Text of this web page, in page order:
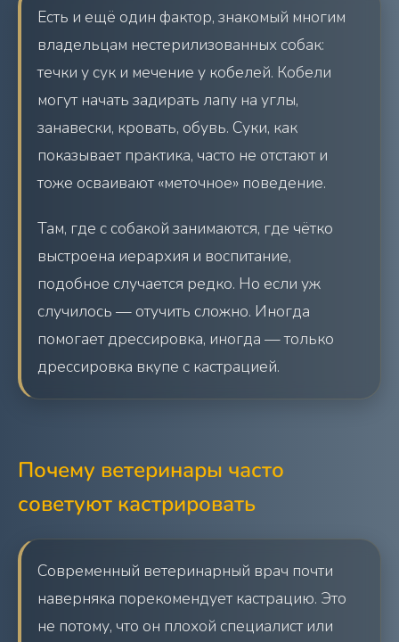
Есть и ещё один фактор, знакомый многим
владельцам нестерилизованных собак:
течки у сук и мечение у кобелей. Кобели
могут начать задирать лапу на углы,
занавески, кровать, обувь. Суки, как
показывает практика, часто не отстают и
тоже осваивают «меточное» поведение.
Там, где с собакой занимаются, где чётко
выстроена иерархия и воспитание,
подобное случается редко. Но если уж
случилось — отучить сложно. Иногда
помогает дрессировка, иногда — только
дрессировка вкупе с кастрацией.
Почему ветеринары часто
советуют кастрировать
Современный ветеринарный врач почти
наверняка порекомендует кастрацию. Это
не потому, что он плохой специалист или